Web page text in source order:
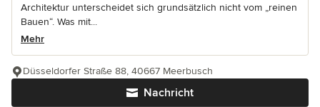
Architektur unterscheidet sich grundsätzlich nicht vom „reinen
Bauen“. Was mit...
Mehr
Nachricht
Düsseldorfer Straße 88, 40667 Meerbusch